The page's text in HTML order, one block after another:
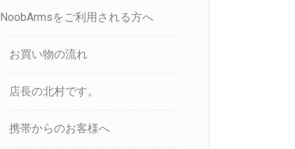
NoobArmsをご利用される方へ
お買い物の流れ
店長の北村です。
携帯からのお客様へ